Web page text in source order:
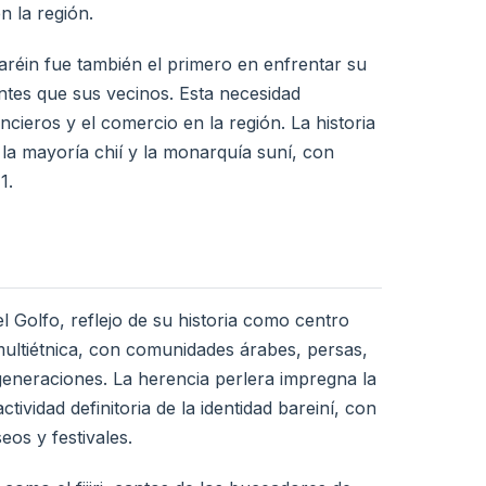
la región.
fue también el primero en enfrentar su
que sus vecinos. Esta necesidad
y el comercio en la región. La historia
mayoría chií y la monarquía suní, con
Golfo, reflejo de su historia como centro
con comunidades árabes, persas,
La herencia perlera impregna la
definitoria de la identidad bareiní, con
y festivales.